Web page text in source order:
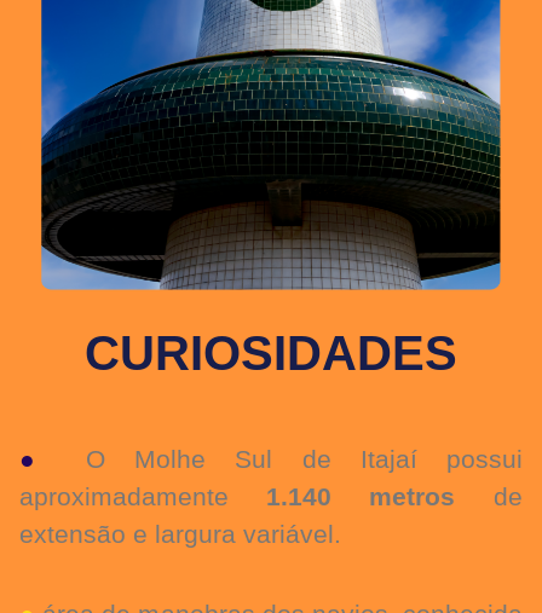
CURIOSIDADES
● O Molhe Sul de Itajaí possui
aproximadamente 1.140 metros de
extensão e largura variável.